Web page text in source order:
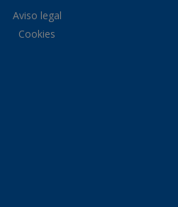
Aviso legal
Cookies